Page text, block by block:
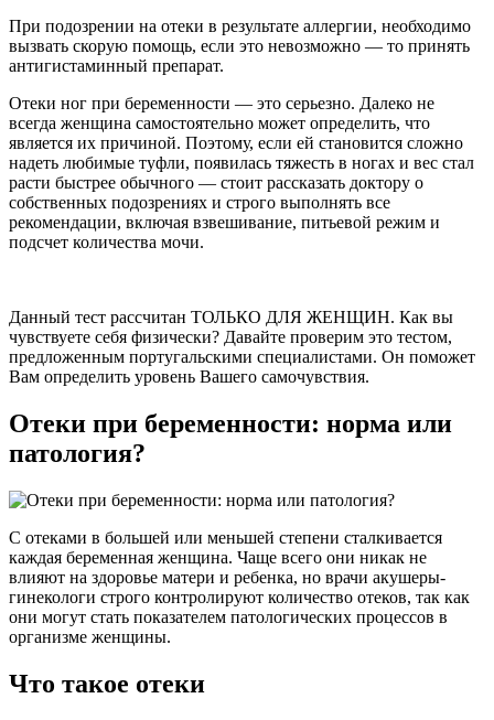
При подозрении на отеки в результате аллергии, необходимо
вызвать скорую помощь, если это невозможно — то принять
антигистаминный препарат.
Отеки ног при беременности — это серьезно. Далеко не
всегда женщина самостоятельно может определить, что
является их причиной. Поэтому, если ей становится сложно
надеть любимые туфли, появилась тяжесть в ногах и вес стал
расти быстрее обычного — стоит рассказать доктору о
собственных подозрениях и строго выполнять все
рекомендации, включая взвешивание, питьевой режим и
подсчет количества мочи.
Данный тест рассчитан ТОЛЬКО ДЛЯ ЖЕНЩИН. Как вы
чувствуете себя физически? Давайте проверим это тестом,
предложенным португальскими специалистами. Он поможет
Вам определить уровень Вашего самочувствия.
Отеки при беременности: норма или
патология?
С отеками в большей или меньшей степени сталкивается
каждая беременная женщина. Чаще всего они никак не
влияют на здоровье матери и ребенка, но врачи акушеры-
гинекологи строго контролируют количество отеков, так как
они могут стать показателем патологических процессов в
организме женщины.
Что такое отеки